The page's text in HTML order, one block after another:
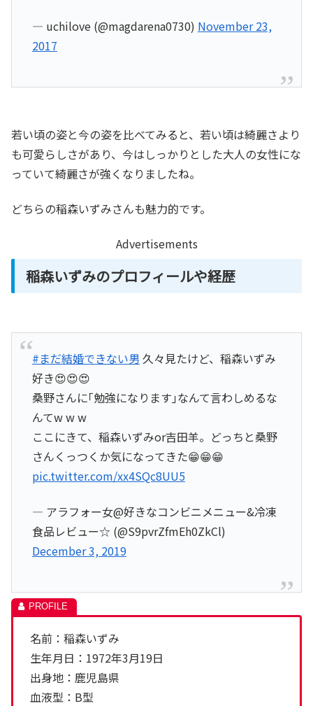
— uchilove (@magdarena0730) November 23,
2017
若い頃の姿と今の姿を比べてみると、若い頃は綺麗さより
も可愛らしさがあり、今はしっかりとした大人の女性にな
っていて綺麗さが強くなりましたね。
どちらの稲森いずみさんも魅力的です。
Advertisements
稲森いずみのプロフィールや経歴
#まだ結婚できない男 久々見たけど、稲森いずみ
好き😍😍😍
桑野さんに｢勉強になります｣なんて言わしめるな
んてw w w
ここにきて、稲森いずみor吉田羊。どっちと桑野
さんくっつくか気になってきた😁😁😁
pic.twitter.com/xx4SQc8UU5
— アラフォー女@好きなコンビニメニュー&冷凍
食品レビュー☆ (@S9pvrZfmEh0ZkCl)
December 3, 2019
名前：稲森いずみ
生年月日：1972年3月19日
出身地：鹿児島県
血液型：B型